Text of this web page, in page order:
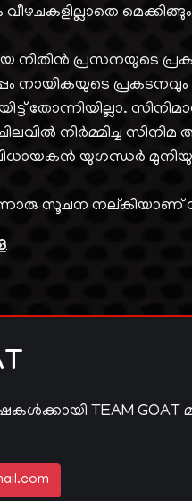
വീഴചകളില്ലാതെ
നിതിൻ പ്രസനയുടെ
നായികയുടെ പ്രകടനവും
തോന്നിയില്ലാ.
നിർമ്മിച്ച സിനിമ
യുഗന്ധർ
സൂചന നല്കിയാണ്
TEAM GOAT